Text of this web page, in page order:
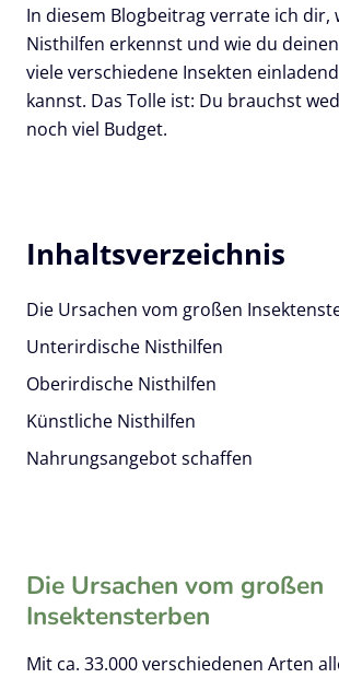
In diesem Blogbeitrag verrate ich dir,
Nisthilfen erkennst und wie du
viele verschiedene Insekten
kannst. Das Tolle ist: Du brauchst
noch viel Budget.
Die Ursachen vom großen
Unterirdische Nisthilfen
Oberirdische Nisthilfen
Künstliche Nisthilfen
Nahrungsangebot schaffen
Die Ursachen vom großen
Insektensterben
Mit ca. 33.000 verschiedenen Arten